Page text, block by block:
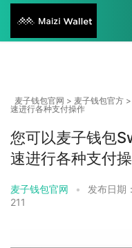
麦子钱包官网 > 麦子钱包官方
速进行各种支付操作
您可以麦子钱包
速进行各种支付
麦子钱包官网 • 发布日期
211